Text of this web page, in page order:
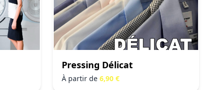
Pressing Délicat
À partir de 6,90 €